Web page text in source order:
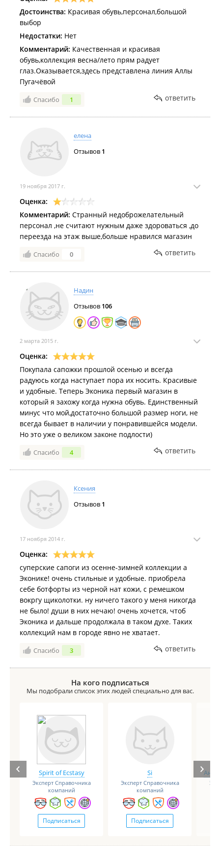
Достоинства: Красивая обувь,персонал,большой
выбор
Недостатки: Нет
Комментарий: Качественная и красивая
обувь,коллекция весна/лето прям радует
глаз.Оказывается,здесь представлена линия Аллы
Пугачёвой
Спасибо 1 ответить
елена
Отзывов 1
19 ноября 2017 г.
Оценка:
Комментарий: Странный недоброжелательный
персонал ,не считают нужным даже здороваться ,до
переезда на этаж выше,больше нравился магазин
Спасибо 0 ответить
Надин
Отзывов 106
2 марта 2015 г.
Оценка:
Покупала сапожки прошлой осенью и всегда
радуюсь когда наступает пора их носить. Красивые
и удобные. Теперь Эконика первый магазин в
который я захожу когда нужна обувь. Единственный
минус что мой,достаточно большой размер ноги, не
всегда бывает в наличии у понравившейся модели.
Но это уже о великом законе подлости)
Спасибо 4 ответить
Ксения
Отзывов 1
17 ноября 2014 г.
Оценка:
суперские сапоги из осенне-зимней коллекции а
Эконике! очень стильные и удобные. приобрела
себе ботфорты из черной нат кожи, с ремешком
вокргу щиколотки. ну ничего такого у меня никогда
не было! души в них нечаю! очень хочется, чтоб
Эконика и дальше продолжала в таком духе. Таких
коллекций нам в городе явно не хватает.
Спасибо 3 ответить
На кого подписаться
Мы подобрали список этих людей специально для вас.
Spirit of Ecstasy
Эксперт Справочника
компаний
Подписаться
Si
Эксперт Справочника
компаний
Подписаться